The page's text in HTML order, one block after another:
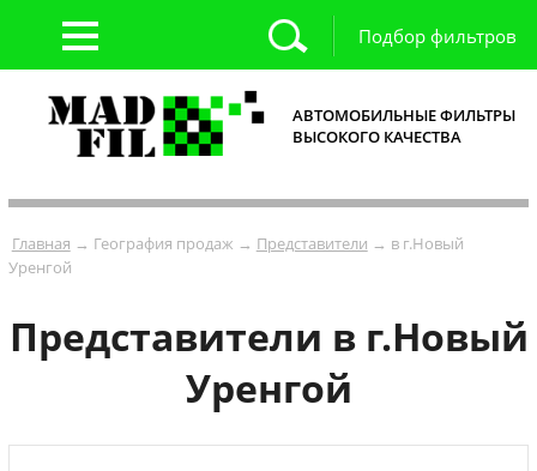
Подбор фильтров
АВТОМОБИЛЬНЫЕ ФИЛЬТРЫ
ВЫСОКОГО КАЧЕСТВА
Главная → География продаж → Представители → в г.Новый
Уренгой
Представители в г.Новый
Уренгой